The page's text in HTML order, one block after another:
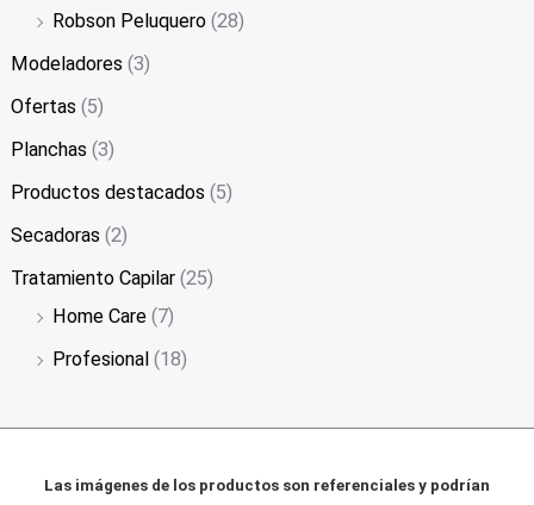
Robson Peluquero (28)
Modeladores (3)
Ofertas (5)
Planchas (3)
Productos destacados (5)
Secadoras (2)
Tratamiento Capilar (25)
Home Care (7)
Profesional (18)
Las imágenes de los productos son referenciales y podrían